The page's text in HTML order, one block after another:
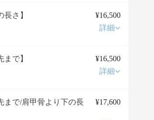
さ】
¥16,500
詳細
で】
¥16,500
詳細
まで/肩甲骨より下の長
¥17,600